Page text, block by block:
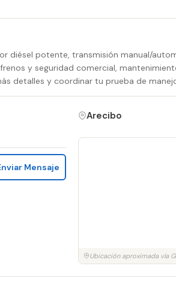
diésel potente, transmisión manual/
y seguridad comercial,
detalles y coordinar tu prueba de
Mensaje
Arecibo
Ubicación aproximada vía